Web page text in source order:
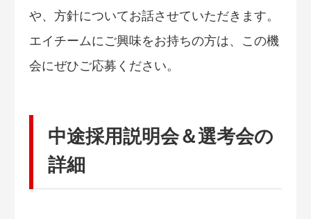
や、方針についてお話させていただきます。
エイチームにご興味をお持ちの方は、この機
会にぜひご応募ください。
中途採用説明会＆選考会の
詳細